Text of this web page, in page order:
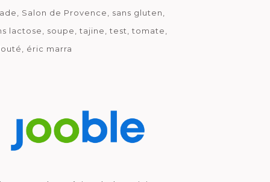
Salon de Provence
sans gluten
lactose
soupe tajine test
tomate
éric marra